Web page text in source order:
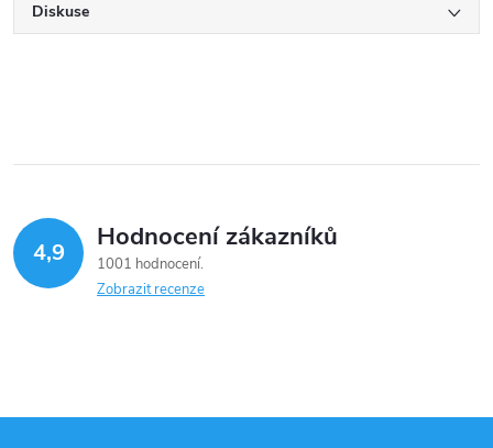
Diskuse
4,9 Hodnocení zákazníků
1001 hodnocení
Zobrazit recenze